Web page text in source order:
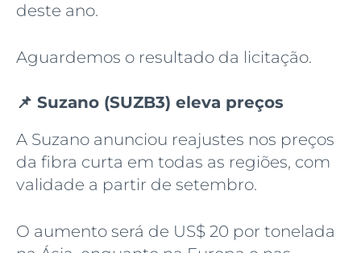
deste ano.
Aguardemos o resultado da licitação.
📌 Suzano (SUZB3) eleva preços
A Suzano anunciou reajustes nos preços
da fibra curta em todas as regiões, com
validade a partir de setembro.
O aumento será de US$ 20 por tonelada